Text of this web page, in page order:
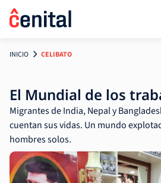
INICIO CELIBATO
El Mundial de los
Migrantes de India, Nepal y
cuentan sus vidas. Un mundo
hombres solos.